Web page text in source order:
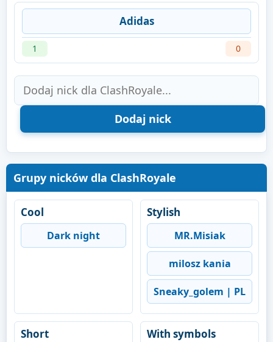
Adidas
1 0
Grupy nicków dla ClashRoyale
Cool
Dark night
Stylish
MR.Misiak
milosz kania
Sneaky_golem | PL
Short With symbols